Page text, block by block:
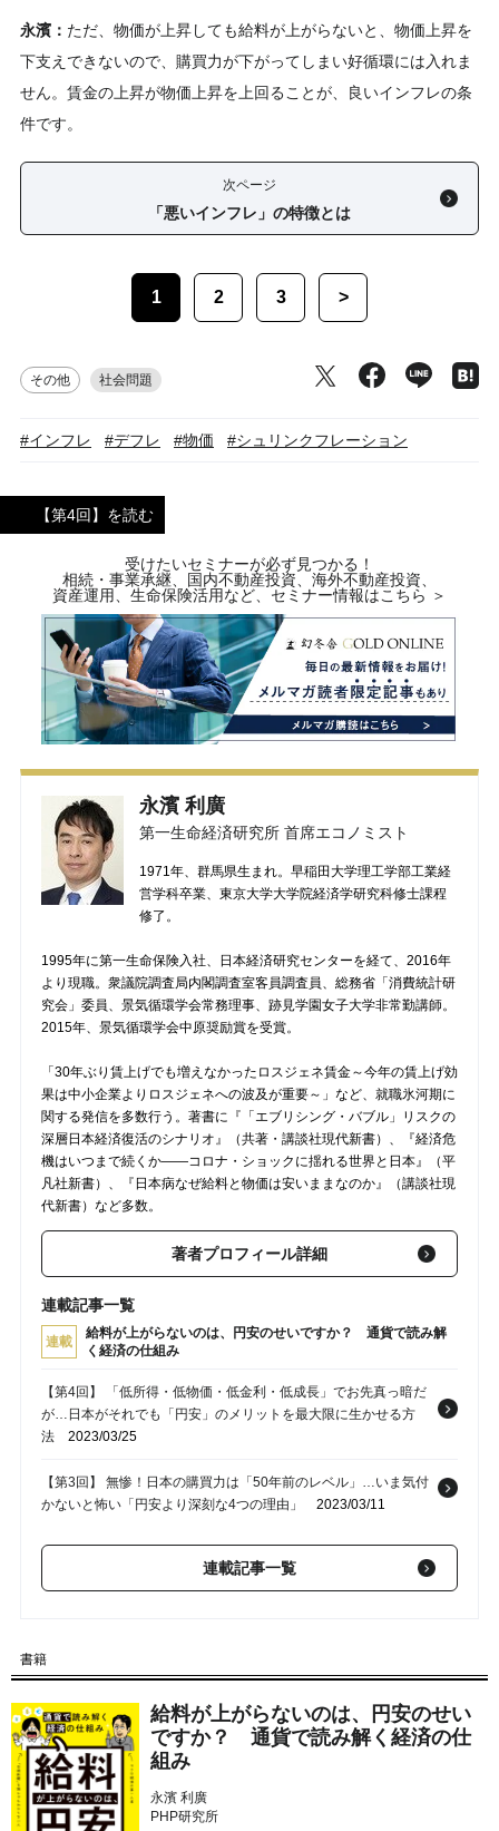
永濱： ただ、物価が上昇しても給料が上がらないと、物価上昇を
下支えできないので、購買力が下がってしまい好循環には入れま
せん。賃金の上昇が物価上昇を上回ることが、良いインフレの条
件です。
次ページ
「悪いインフレ」の特徴とは
1 2 3 >
その他 社会問題
#インフレ #デフレ #物価 #シュリンクフレーション
【第4回】を読む
受けたいセミナーが必ず見つかる！
相続・事業承継、国内不動産投資、海外不動産投資、
資産運用、生命保険活用など、セミナー情報はこちら ＞
永濱 利廣
第一生命経済研究所 首席エコノミスト
1971年、群馬県生まれ。早稲田大学理工学部工業経
営学科卒業、東京大学大学院経済学研究科修士課程
修了。
1995年に第一生命保険入社、日本経済研究センターを経て、2016年
より現職。衆議院調査局内閣調査室客員調査員、総務省「消費統計研
究会」委員、景気循環学会常務理事、跡見学園女子大学非常勤講師。
2015年、景気循環学会中原奨励賞を受賞。
「30年ぶり賃上げでも増えなかったロスジェネ賃金～今年の賃上げ効
果は中小企業よりロスジェネへの波及が重要～」など、就職氷河期に
関する発信を多数行う。著書に『「エブリシング・バブル」リスクの
深層日本経済復活のシナリオ』（共著・講談社現代新書）、『経済危
機はいつまで続くか――コロナ・ショックに揺れる世界と日本』（平
凡社新書）、『日本病なぜ給料と物価は安いままなのか』（講談社現
代新書）など多数。
著者プロフィール詳細
連載記事一覧
連載
給料が上がらないのは、円安のせいですか？ 通貨で読み解
く経済の仕組み
【第4回】 「低所得・低物価・低金利・低成長」でお先真っ暗だ
が…日本がそれでも「円安」のメリットを最大限に生かせる方
法 2023/03/25
【第3回】 無惨！日本の購買力は「50年前のレベル」…いま気付
かないと怖い「円安より深刻な4つの理由」
2023/03/11
【第2回】 円安の「プラス効果」は1年遅れて「今年」から現れ
る!? これからの日本経済に起こる「劇的な変化」とは
2023/03/08
ー費」が日本人のたった「3分の1」しかかからないワケ
2023/03/04
連載記事一覧
書籍
給料が上がらないのは、円安のせい
ですか？ 通貨で読み解く経済の仕
組み
永濱 利廣
PHP研究所